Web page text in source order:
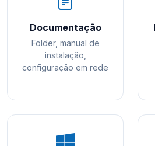
Documentação
Folder, manual de
instalação,
configuração em rede